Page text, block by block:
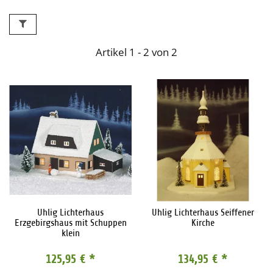
Artikel 1 - 2 von 2
Uhlig Lichterhaus
Erzgebirgshaus mit Schuppen
klein
125,95 € *
Uhlig Lichterhaus Seiffener
Kirche
134,95 € *